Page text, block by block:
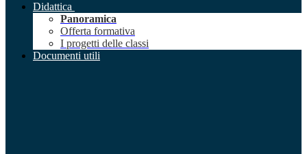
Didattica
Panoramica
Offerta formativa
I progetti delle classi
Documenti utili